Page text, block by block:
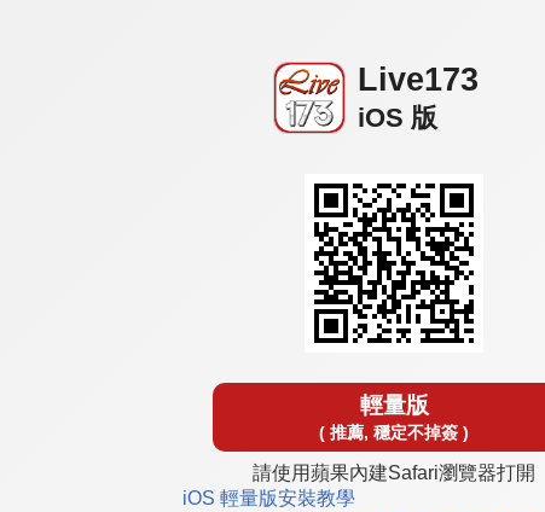
Live173
iOS 版
輕量版
( 推薦, 穩定不掉簽 )
請使用蘋果內建Safari瀏覽器打開
iOS 輕量版安裝教學